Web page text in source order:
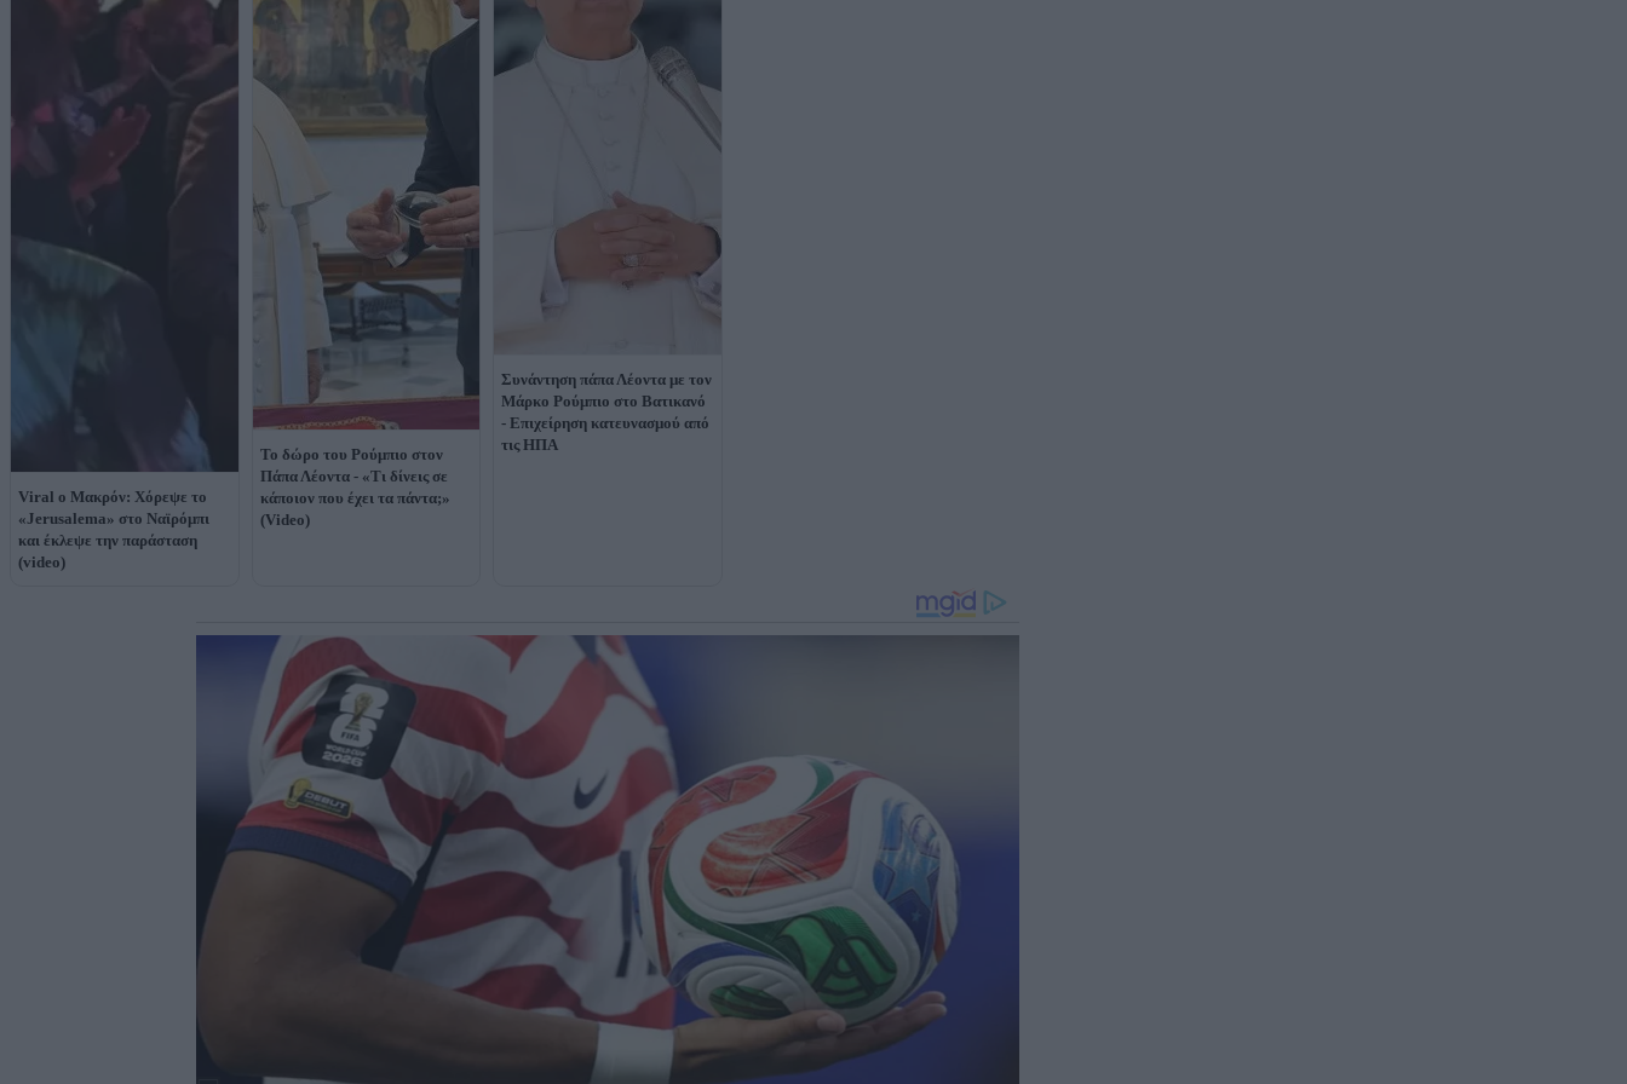
Viral ο Μακρόν: Χόρεψε το
«Jerusalema» στο Ναϊρόμπι
και έκλεψε την παράσταση
(video)
Το δώρο του Ρούμπιο στον
Πάπα Λέοντα - «Τι δίνεις σε
κάποιον που έχει τα πάντα;»
(Video)
Συνάντηση πάπα Λέοντα με τον
Μάρκο Ρούμπιο στο Βατικανό
- Επιχείρηση κατευνασμού από
τις ΗΠΑ